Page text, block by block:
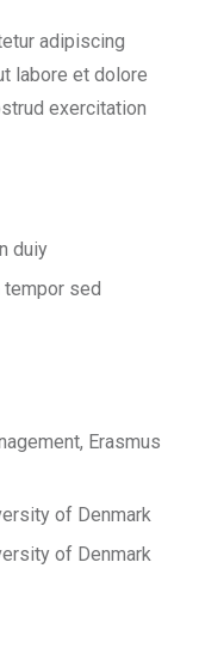
adipiscing
labore et dolore
exercitation
duiy
sed
Erasmus
of Denmark
of Denmark